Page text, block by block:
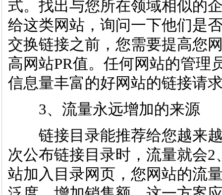
式。找出与您所在领域相似的
给这类网站，询问一下他们是
交换链接之前，您需要提高您
高网站PR值。任何网站的管理
信息量丰富的好网站的链接请
3、流量永远增加的来源
链接目录能推荐给您越来越
次公布链接目录时，流量就会
站加入目录网页，您网站的流